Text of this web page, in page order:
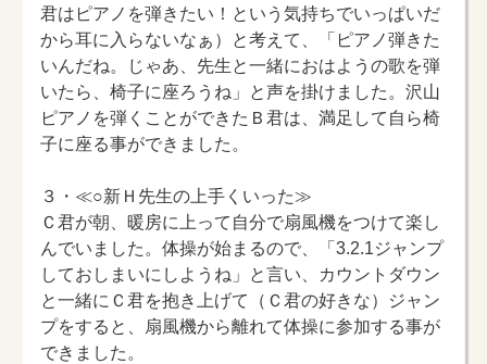
君はピアノを弾きたい！という気持ちでいっぱいだ
から耳に入らないなぁ）と考えて、「ピアノ弾きた
いんだね。じゃあ、先生と一緒におはようの歌を弾
いたら、椅子に座ろうね」と声を掛けました。沢山
ピアノを弾くことができたＢ君は、満足して自ら椅
子に座る事ができました。
３・≪○新Ｈ先生の上手くいった≫
Ｃ君が朝、暖房に上って自分で扇風機をつけて楽し
んでいました。体操が始まるので、「3.2.1ジャンプ
しておしまいにしようね」と言い、カウントダウン
と一緒にＣ君を抱き上げて（Ｃ君の好きな）ジャン
プをすると、扇風機から離れて体操に参加する事が
できました。